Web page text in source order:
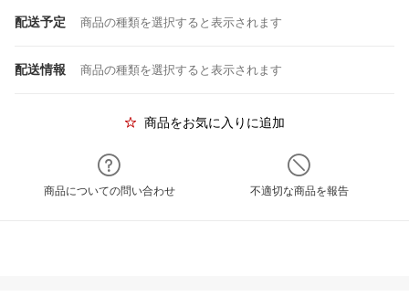
配送予定 商品の種類を選択すると表示されます
配送情報 商品の種類を選択すると表示されます
商品をお気に入りに追加
商品についての問い合わせ 不適切な商品を報告